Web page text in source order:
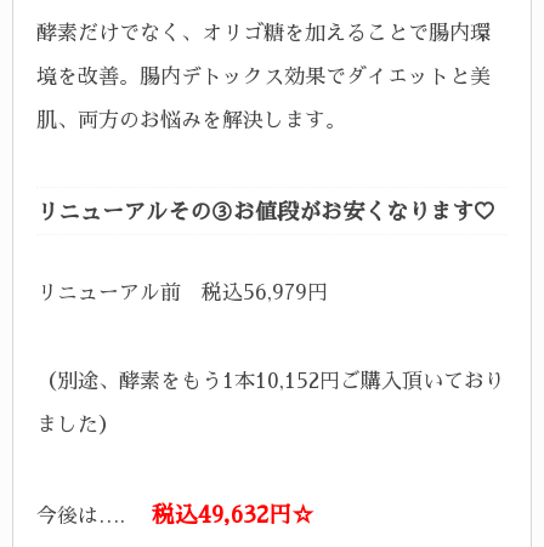
酵素だけでなく、オリゴ糖を加えることで腸内環
境を改善。腸内デトックス効果でダイエットと美
肌、両方のお悩みを解決します。
リニューアルその③お値段がお安くなります♡
リニューアル前 税込56,979円
（別途、酵素をもう1本10,152円ご購入頂いており
ました）
今後は…. 税込49,632円☆